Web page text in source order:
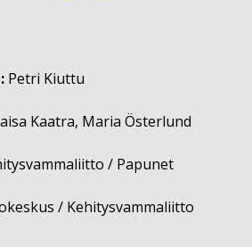
Petri Kiuttu
Kaatra, Maria Österlund
/ Papunet
/ Kehitysvammaliitto